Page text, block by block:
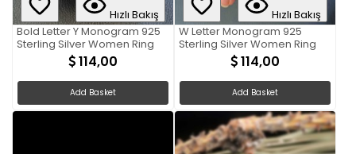
Hızlı Bakış
Bold Letter Y Monogram 925
Sterling Silver Women Ring
114,00
Add Basket
Hızlı Bakış
W Letter Monogram 925
Sterling Silver Women Ring
114,00
Add Basket